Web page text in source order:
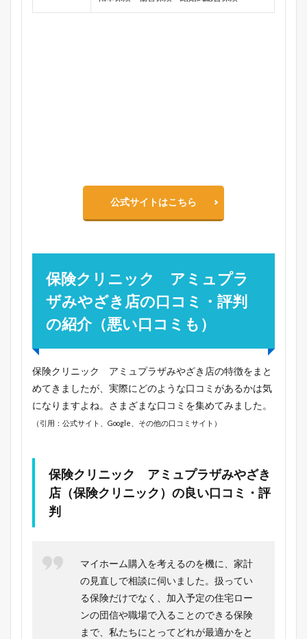
公式サイトはこちら
保険クリニック アミュプラ
ザみやざき店の口コミ・評判
の紹介（悪い口コミも）
保険クリニック アミュプラザみやざき店の特徴をまと
めてきましたが、実際にどのような口コミがあるかは気
になりますよね。さまざまな口コミを集めてみました。
（引用：公式サイト、Google、その他の口コミサイト）
保険クリニック アミュプラザみやざき
店（保険クリニック）の良い口コミ・評
判
マイホーム購入を考えるのを機に、家計
の見直しで相談に伺いました。扱ってい
る保険だけでなく、加入予定の住宅ロー
ンの団信や職場で入ることのできる保険
まで、私たちにとってどれが最適かをと